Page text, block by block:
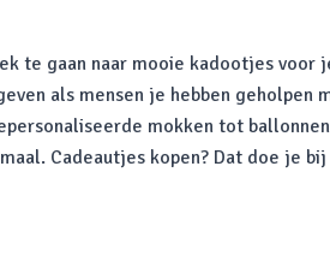
te gaan naar mooie kadootjes voor
als mensen je hebben geholpen
mokken tot
Cadeautjes kopen? Dat doe je bij